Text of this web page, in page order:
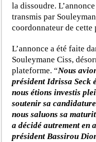
la dissoudre.
transmis par
coordonnateur de cette
L’annonce a été faite
Souleymane Ciss,
plateforme. “Nous
président Idrissa Seck
nous étions investis
soutenir sa
nous saluons sa
a décidé autrement en
président Bassirou